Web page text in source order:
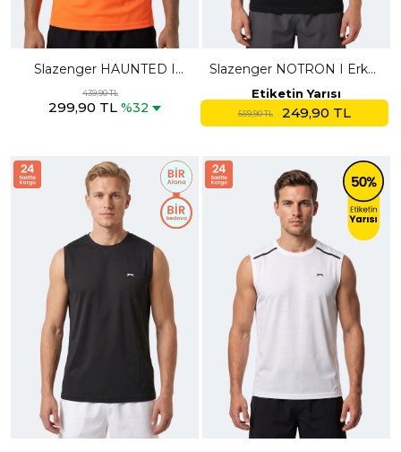
Slazenger HAUNTED I
Erkek Neon Turuncu Tişört
439,90 TL
299,90 TL %32
Slazenger NOTRON I Erkek
Siyah Tişört
Etiketin Yarısı
559,90 TL 249,90 TL